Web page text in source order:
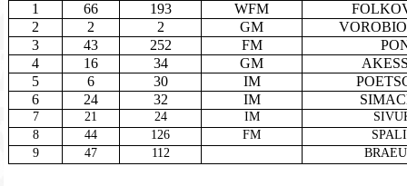
1
66 193 WFM
2
2 2 GM
3
43 252 FM
4
16 34 GM
5
6 30 IM
6
24 32 IM
7 21 24 IM
8
44 126 FM
9
47 112